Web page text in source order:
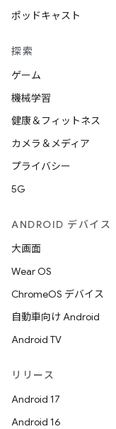
ポッドキャスト
探索
ゲーム
機械学習
健康＆フィットネス
カメラ＆メディア
プライバシー
5G
ANDROID デバイス
大画面
Wear OS
ChromeOS デバイス
自動車向け Android
Android TV
リリース
Android 17
Android 16